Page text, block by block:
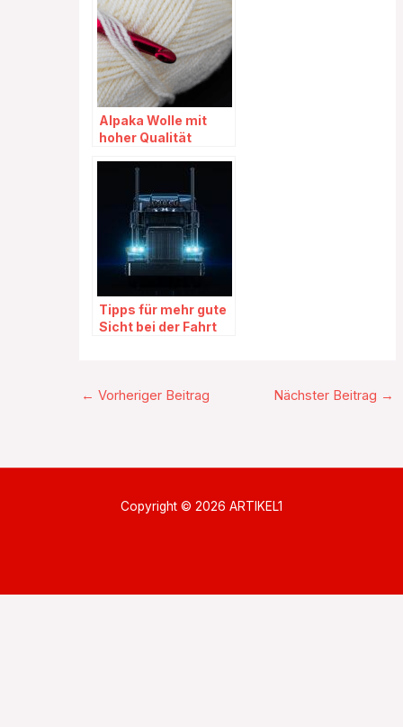
Alpaka Wolle mit
hoher Qualität
Tipps für mehr gute
Sicht bei der Fahrt
← Vorheriger Beitrag Nächster Beitrag →
Copyright © 2026 ARTIKEL1